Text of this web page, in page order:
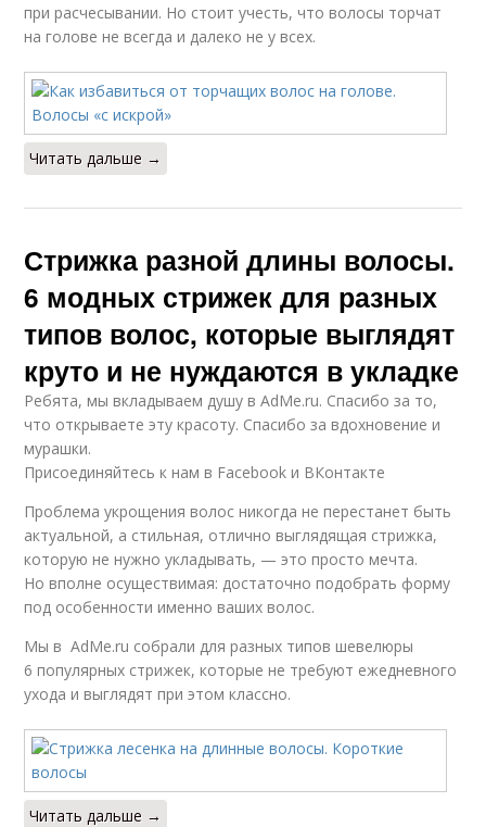
при расчесывании. Но стоит учесть, что волосы торчат
на голове не всегда и далеко не у всех.
Читать дальше →
Стрижка разной длины волосы.
6 модных стрижек для разных
типов волос, которые выглядят
круто и не нуждаются в укладке
Ребята, мы вкладываем душу в AdMe.ru. Cпасибо за то,
что открываете эту красоту. Спасибо за вдохновение и
мурашки.
Присоединяйтесь к нам в Facebook и ВКонтакте
Проблема укрощения волос никогда не перестанет быть
актуальной, а стильная, отлично выглядящая стрижка,
которую не нужно укладывать, — это просто мечта.
Но вполне осуществимая: достаточно подобрать форму
под особенности именно ваших волос.
Мы в AdMe.ru собрали для разных типов шевелюры
6 популярных стрижек, которые не требуют ежедневного
ухода и выглядят при этом классно.
Читать дальше →